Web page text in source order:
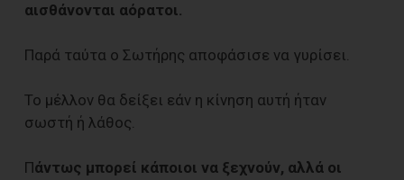
αισθάνονται αόρατοι.
Παρά ταύτα ο Σωτήρης αποφάσισε να γυρίσει.
Το μέλλον θα δείξει εάν η κίνηση αυτή ήταν
σωστή ή λάθος.
Πάντως μπορεί κάποιοι να ξεχνούν, αλλά οι